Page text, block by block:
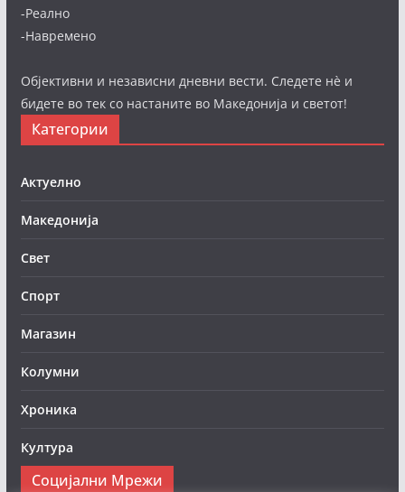
-Реално
-Навремено
Објективни и независни дневни вести. Следете нè и
бидете во тек со настаните во Македонија и светот!
Категории
Актуелно
Македонија
Свет
Спорт
Магазин
Колумни
Хроника
Култура
Социјални Мрежи